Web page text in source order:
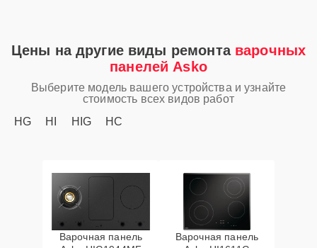
Цены на другие виды ремонта варочных
панелей Asko
Выберите модель вашего устройства и узнайте
стоимость всех видов работ
HG
HI HIG HC
Варочная панель
Варочная панель